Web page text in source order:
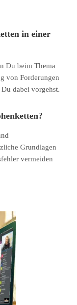
in einer
Du beim Thema
von Forderungen
dabei vorgehst.
Grundlagen
vermeiden